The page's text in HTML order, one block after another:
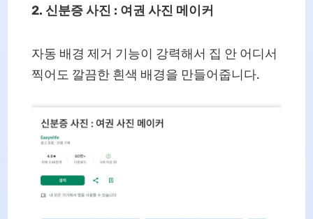
2. 신분증 사진 : 여권 사진 메이커
자동 배경 제거 기능이 강력해서 집 안 어디서
찍어도 깔끔한 흰색 배경을 만들어줍니다.